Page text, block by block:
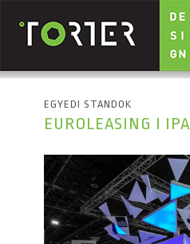
Ugrás a tartalomra
EGYEDI STANDOK
EUROLEASING I